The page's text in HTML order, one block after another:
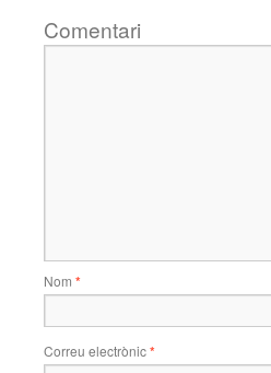
Comentari
Nom *
Correu electrònic*